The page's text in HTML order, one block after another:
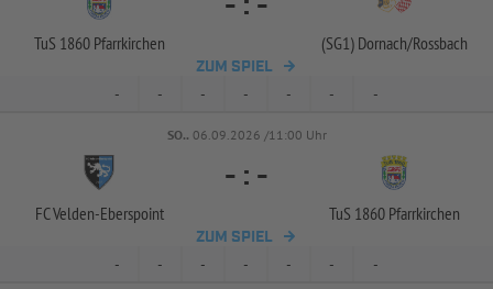
TuS 1860 Pfarrkirchen (SG1) Dornach/Rossbach
ZUM SPIEL
- - - - - - -
SO.. 06.09.2026 /11:00 Uhr
FC Velden-Eberspoint
- : -
TuS 1860 Pfarrkirchen
ZUM SPIEL
- - - - - - -